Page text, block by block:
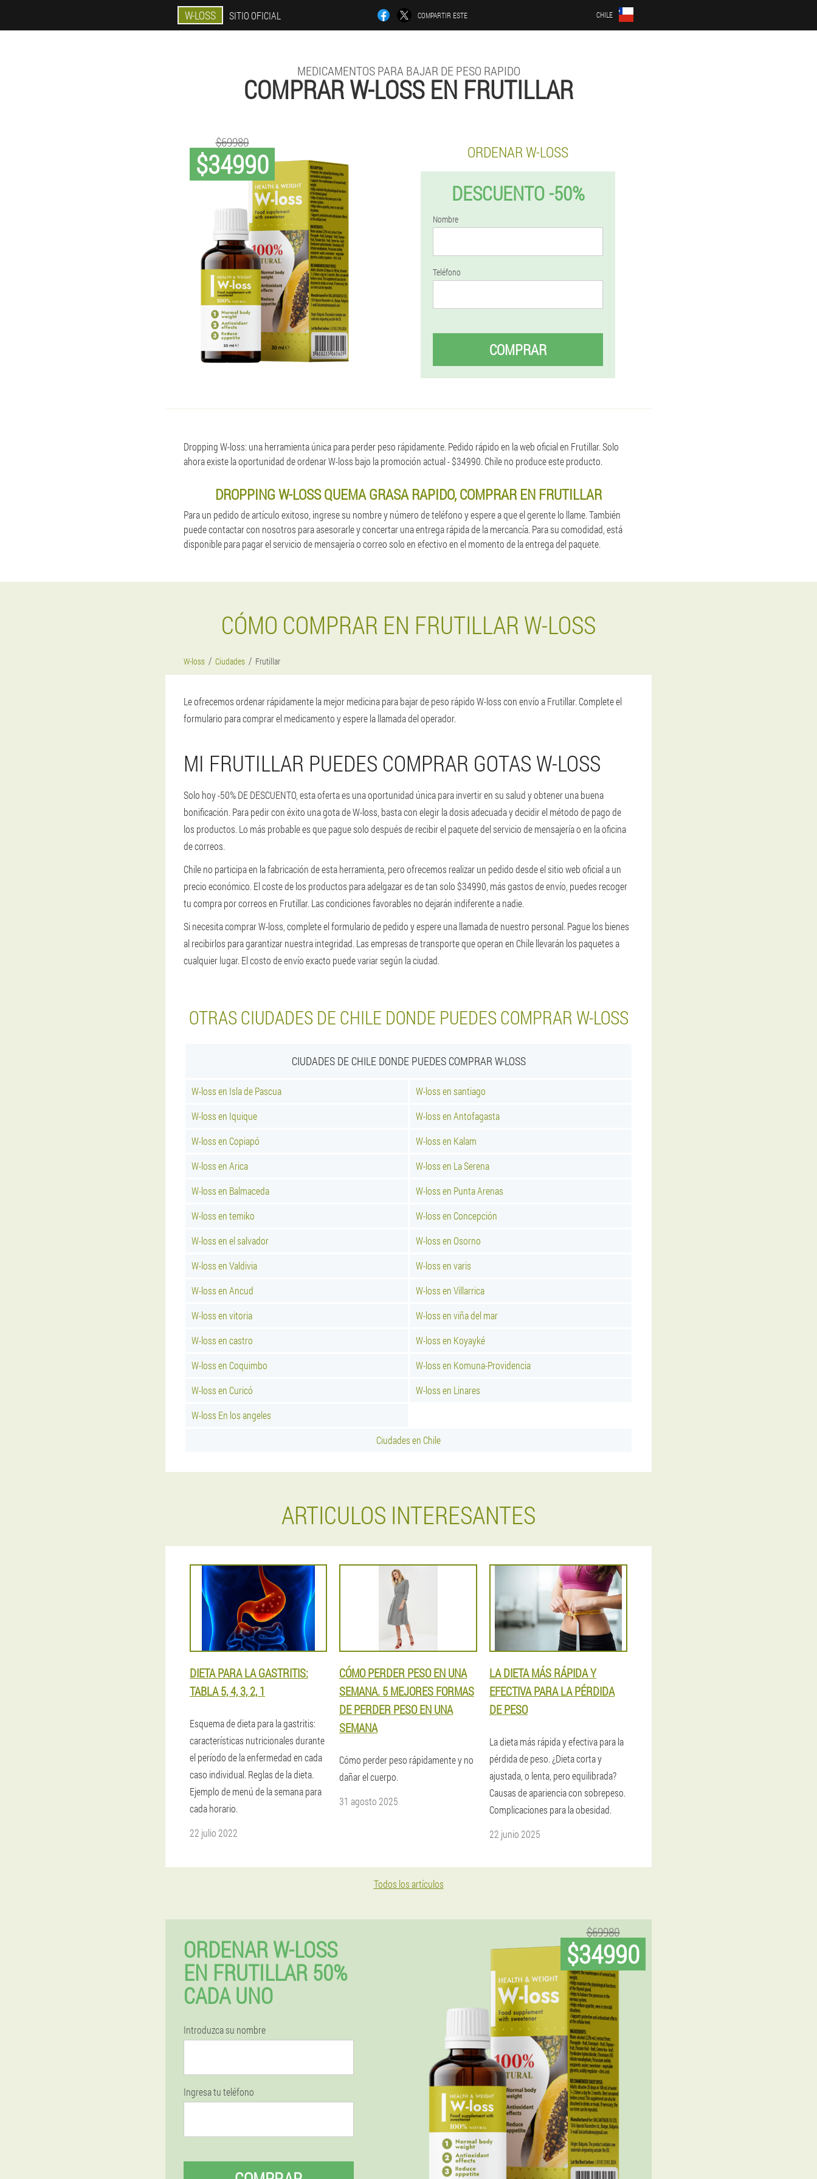
W-LOSS SITIO OFICIAL COMPARTIR ESTE CHILE
MEDICAMENTOS PARA BAJAR DE PESO RAPIDO
COMPRAR W-LOSS EN FRUTILLAR
$34990
$69980
ORDENAR W-LOSS
DESCUENTO -50%
Nombre
Teléfono
COMPRAR
Dropping W-loss: una herramienta única para perder peso rápidamente. Pedido rápido en la web oficial en Frutillar. Solo
ahora existe la oportunidad de ordenar W-loss bajo la promoción actual - $34990. Chile no produce este producto.
DROPPING W-LOSS QUEMA GRASA RAPIDO, COMPRAR EN FRUTILLAR
Para un pedido de artículo exitoso, ingrese su nombre y número de teléfono y espere a que el gerente lo llame. También
puede contactar con nosotros para asesorarle y concertar una entrega rápida de la mercancía. Para su comodidad, está
disponible para pagar el servicio de mensajería o correo solo en efectivo en el momento de la entrega del paquete.
CÓMO COMPRAR EN FRUTILLAR W-LOSS
W-loss Ciudades Frutillar
Le ofrecemos ordenar rápidamente la mejor medicina para bajar de peso rápido W-loss con envío a Frutillar. Complete el
formulario para comprar el medicamento y espere la llamada del operador.
MI FRUTILLAR PUEDES COMPRAR GOTAS W-LOSS
Solo hoy -50% DE DESCUENTO, esta oferta es una oportunidad única para invertir en su salud y obtener una buena
bonificación. Para pedir con éxito una gota de W-loss, basta con elegir la dosis adecuada y decidir el método de pago de
los productos. Lo más probable es que pague solo después de recibir el paquete del servicio de mensajería o en la oficina
de correos.
Chile no participa en la fabricación de esta herramienta, pero ofrecemos realizar un pedido desde el sitio web oficial a un
precio económico. El coste de los productos para adelgazar es de tan solo $34990, más gastos de envío, puedes recoger
tu compra por correos en Frutillar. Las condiciones favorables no dejarán indiferente a nadie.
Si necesita comprar W-loss, complete el formulario de pedido y espere una llamada de nuestro personal. Pague los bienes
al recibirlos para garantizar nuestra integridad. Las empresas de transporte que operan en Chile llevarán los paquetes a
cualquier lugar. El costo de envío exacto puede variar según la ciudad.
OTRAS CIUDADES DE CHILE DONDE PUEDES COMPRAR W-LOSS
CIUDADES DE CHILE DONDE PUEDES COMPRAR W-LOSS
W-loss en Isla de Pascua
W-loss en santiago
W-loss en Iquique
W-loss en Antofagasta
W-loss en Copiapó
W-loss en Kalam
W-loss en Arica
W-loss en La Serena
W-loss en Balmaceda
W-loss en Punta Arenas
W-loss en temiko
W-loss en Concepción
W-loss en el salvador
W-loss en Osorno
W-loss en Valdivia
W-loss en varis
W-loss en Ancud
W-loss en Villarrica
W-loss en vitoria
W-loss en viña del mar
W-loss en castro
W-loss en Koyayké
W-loss en Coquimbo
W-loss en Komuna-Providencia
W-loss en Curicó
W-loss en Linares
W-loss En los angeles
Ciudades en Chile
ARTICULOS INTERESANTES
DIETA PARA LA GASTRITIS:
TABLA 5, 4, 3, 2, 1
Esquema de dieta para la gastritis:
características nutricionales durante
el período de la enfermedad en cada
caso individual. Reglas de la dieta.
Ejemplo de menú de la semana para
cada horario.
22 julio 2022
CÓMO PERDER PESO EN UNA
SEMANA. 5 MEJORES FORMAS
DE PERDER PESO EN UNA
SEMANA
Cómo perder peso rápidamente y no
dañar el cuerpo.
31 agosto 2025
LA DIETA MÁS RÁPIDA Y
EFECTIVA PARA LA PÉRDIDA
DE PESO
La dieta más rápida y efectiva para la
pérdida de peso. ¿Dieta corta y
ajustada, o lenta, pero equilibrada?
Causas de apariencia con sobrepeso.
Complicaciones para la obesidad.
22 junio 2025
Todos los artículos
ORDENAR W-LOSS
EN FRUTILLAR 50%
CADA UNO
Introduzca su nombre
Ingresa tu teléfono
$69980
$34990